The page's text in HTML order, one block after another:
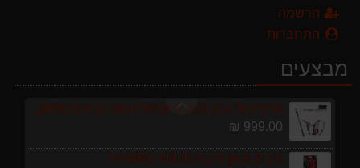
הרשמה
התחברות
מבצעים499.00 ₪
ערכת כלי גינון לגובה הכוללת מוט גבהים טלסקופי 5 מטר, מסור, תוכי ומספרי גבהים גדר חי גרלנד GARLAND באנדל האדסון
999.00 ₪
מברג נטען היברו HYBRO H300